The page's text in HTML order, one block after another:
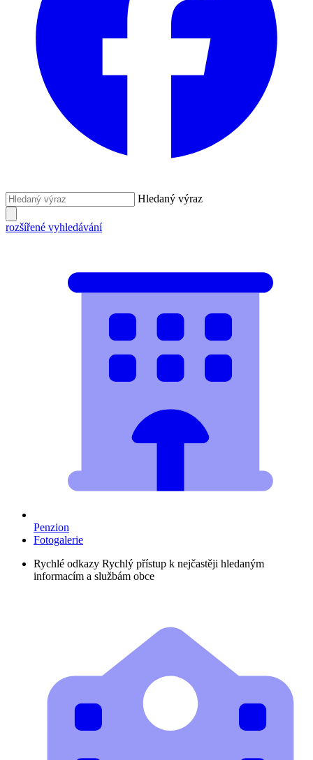
Hledaný výraz
rozšířené vyhledávání
Penzion
Fotogalerie
Rychlé odkazy Rychlý přístup k nejčastěji hledaným
informacím a službám obce